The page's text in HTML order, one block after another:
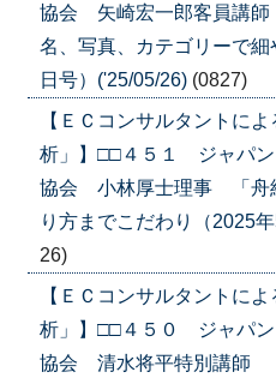
協会 矢崎宏一郎客員講
名、写真、カテゴリーで
日号）('25/05/26) (0827)
【ＥＣコンサルタントに
析」】□□４５１ ジャパン
協会 小林厚士理事 「舟
り方までこだわり（2025
26)
【ＥＣコンサルタントに
析」】□□４５０ ジャパン
協会 清水将平特別講師